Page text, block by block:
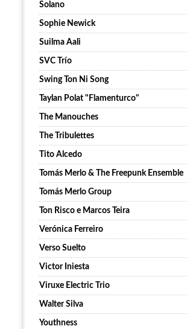
Solano
Sophie Newick
Suilma Aali
SVC Trío
Swing Ton Ni Song
Taylan Polat "Flamenturco"
The Manouches
The Tribulettes
Tito Alcedo
Tomás Merlo & The Freepunk Ensemble
Tomás Merlo Group
Ton Risco e Marcos Teira
Verónica Ferreiro
Verso Suelto
Victor Iniesta
Viruxe Electric Trio
Walter Silva
Youthness